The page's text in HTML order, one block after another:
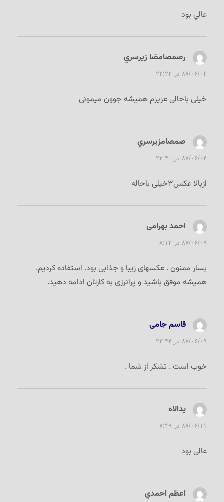
عالي بود
رصمصامضا زيرسري
۸۷/۰۶/۰۴ در ۲۲:۲۲
خیلی باحالی عزیزم همیشه جوون میمونی
صمصامزيرسري
۸۷/۰۶/۰۴ در ۲۲:۳۰
ازبالا عکس۳خیلی باحاله
احمد بهرامی
۸۷/۰۶/۰۹ در ۸:۱۲
بسار ممنون . عکسهای زیبا و جذابی بود. استفاده کردیم.
همیشه موفق باشید و پرانرژی به کارتان ادامه دهید.
قاسم جامی
۸۷/۰۶/۰۹ در ۲۳:۳۴
خوب است . تشکر از شما .
یدالاه
۸۷/۰۶/۱۱ در ۷:۴۹
عالی بود
اعظم احمدي